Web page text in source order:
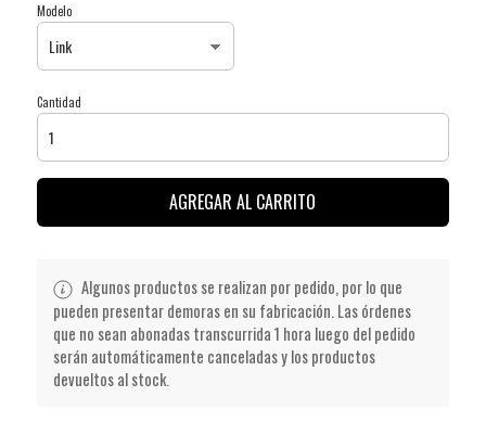
Modelo
Cantidad
AGREGAR AL CARRITO
Algunos productos se realizan por pedido, por lo que
pueden presentar demoras en su fabricación. Las órdenes
que no sean abonadas transcurrida 1 hora luego del pedido
serán automáticamente canceladas y los productos
devueltos al stock.